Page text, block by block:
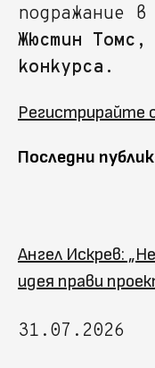
подражание
Жюстин Томс,
конкурса.
Регистрирайте
Последни
Ангел Искрев:
идея прави
31.07.2026